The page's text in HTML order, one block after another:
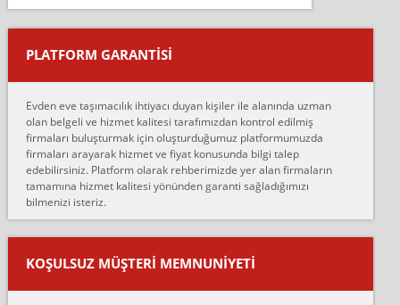
Salon duvarına bir baktım birisi boydan alüminyum renkli bantı
yapıştırm...
Murat:
çalıştıklarını, müş...
Ahmet:
Lüleburgaz güngünes evden eve naklyat eşyalarımı taşımak için
anlaştık sabah eve geldiklerinde de eşyalarımı düzgün şekilde
sarcaz demelerine r...
mehmet güldü:
Ankara ALİCANLAR NAKLİYAT Tutarsız ve ticari ahlak problemleri
var verdikleri fiyat teklifini arttırdılar. Sonrasında taşıma gününde
oldukça tutarsı...
PLATFORM GARANTİSİ
Evden eve taşımacılık ihtiyacı duyan kişiler ile alanında uzman
olan belgeli ve hizmet kalitesi tarafımızdan kontrol edilmiş
firmaları buluşturmak için oluşturduğumuz platformumuzda
firmaları arayarak hizmet ve fiyat konusunda bilgi talep
edebilirsiniz. Platform olarak rehberimizde yer alan firmaların
tamamına hizmet kalitesi yönünden garanti sağladığımızı
bilmenizi isteriz.
KOŞULSUZ MÜŞTERI MEMNUNIYETI